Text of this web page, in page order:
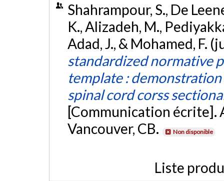
Shahrampour, S., De
K., Alizadeh, M.,
Adad, J., & Mohamed, F.
standardized normative
template :
spinal cord corss
[Communication écrite].
Vancouver, CB.
Non disponible
Liste